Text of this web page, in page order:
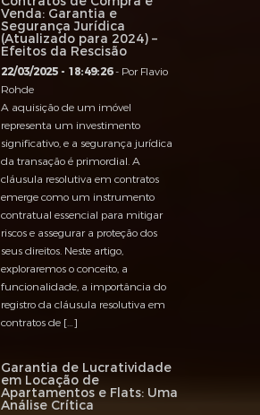
Venda: Garantia e
Segurança Jurídica
(Atualizado para 2024) –
Efeitos da Rescisão
22/03/2025 - 18:49:26- Por Flavio
Rohde
A aquisição de um imóvel
representa um investimento
significativo, e a segurança jurídica
da transação é primordial. A
cláusula resolutiva em contratos
emerge como um instrumento
contratual essencial para mitigar
riscos e assegurar a proteção dos
seus direitos. Neste artigo,
exploraremos o conceito, a
funcionalidade, a importância do
registro da cláusula resolutiva em
contratos de […]
Garantia de Lucratividade
em Locação de
Apartamentos e Flats: Uma
Análise Crítica